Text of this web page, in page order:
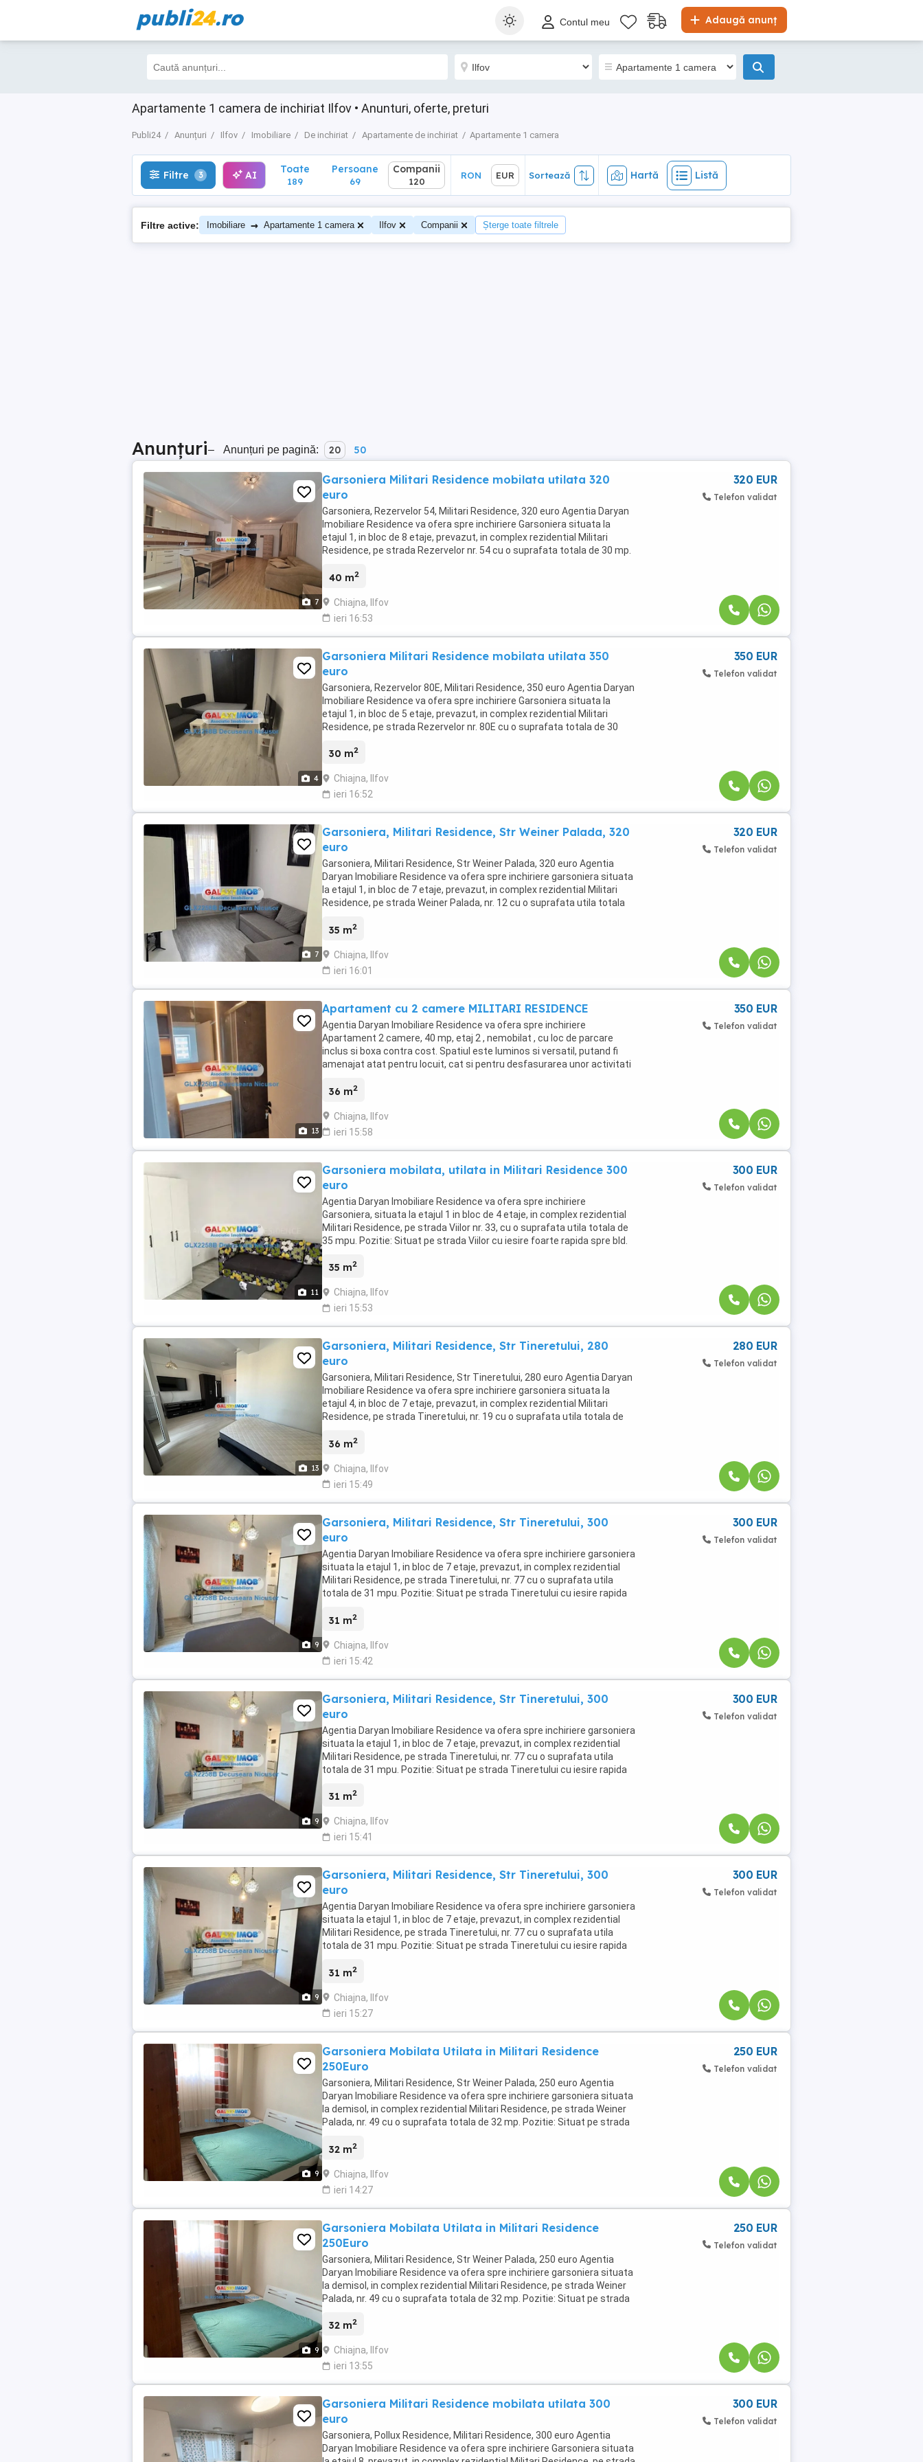
publi24.ro Adaugă anunț
Contul meu
Apartamente 1 camera de inchiriat Ilfov • Anunturi, oferte, preturi
Publi24 Anunțuri Ilfov Imobiliare De inchiriat Apartamente de inchiriat Apartamente 1 camera
Filtre 3 AI EUR Sortează Hartă Listă
Filtre 3 AI Toate
189
Persoane
69
Companii
120
RON EUR Sortează Hartă Listă
Filtre active: Imobiliare → Apartamente 1 camera Ilfov Companii Șterge toate filtrele
Anunțuri– Anunțuri pe pagină: 20 50
7
Garsoniera Militari Residence mobilata utilata 320
euro
Garsoniera, Rezervelor 54, Militari Residence, 320 euro Agentia Daryan
Imobiliare Residence va ofera spre inchiriere Garsoniera situata la
etajul 1, in bloc de 8 etaje, prevazut, in complex rezidential Militari
Residence, pe strada Rezervelor nr. 54 cu o suprafata totala de 30 mp.
40 m2
Chiajna, Ilfov
ieri 16:53
320 EUR
Telefon validat
4
Garsoniera Militari Residence mobilata utilata 350
euro
Garsoniera, Rezervelor 80E, Militari Residence, 350 euro Agentia Daryan
Imobiliare Residence va ofera spre inchiriere Garsoniera situata la
etajul 1, in bloc de 5 etaje, prevazut, in complex rezidential Militari
Residence, pe strada Rezervelor nr. 80E cu o suprafata totala de 30
30 m2
Chiajna, Ilfov
ieri 16:52
350 EUR
Telefon validat
7
Garsoniera, Militari Residence, Str Weiner Palada, 320
euro
Garsoniera, Militari Residence, Str Weiner Palada, 320 euro Agentia
Daryan Imobiliare Residence va ofera spre inchiriere garsoniera situata
la etajul 1, in bloc de 7 etaje, prevazut, in complex rezidential Militari
Residence, pe strada Weiner Palada, nr. 12 cu o suprafata utila totala
35 m2
Chiajna, Ilfov
ieri 16:01
320 EUR
Telefon validat
13
Apartament cu 2 camere MILITARI RESIDENCE
Agentia Daryan Imobiliare Residence va ofera spre inchiriere
Apartament 2 camere, 40 mp, etaj 2 , nemobilat , cu loc de parcare
inclus si boxa contra cost. Spatiul este luminos si versatil, putand fi
amenajat atat pentru locuit, cat si pentru desfasurarea unor activitati
36 m2
Chiajna, Ilfov
ieri 15:58
350 EUR
Telefon validat
11
Garsoniera mobilata, utilata in Militari Residence 300
euro
Agentia Daryan Imobiliare Residence va ofera spre inchiriere
Garsoniera, situata la etajul 1 in bloc de 4 etaje, in complex rezidential
Militari Residence, pe strada Viilor nr. 33, cu o suprafata utila totala de
35 mpu. Pozitie: Situat pe strada Viilor cu iesire foarte rapida spre bld.
35 m2
Chiajna, Ilfov
ieri 15:53
300 EUR
Telefon validat
13
Garsoniera, Militari Residence, Str Tineretului, 280
euro
Garsoniera, Militari Residence, Str Tineretului, 280 euro Agentia Daryan
Imobiliare Residence va ofera spre inchiriere garsoniera situata la
etajul 4, in bloc de 7 etaje, prevazut, in complex rezidential Militari
Residence, pe strada Tineretului, nr. 19 cu o suprafata utila totala de
36 m2
Chiajna, Ilfov
ieri 15:49
280 EUR
Telefon validat
9
Garsoniera, Militari Residence, Str Tineretului, 300
euro
Agentia Daryan Imobiliare Residence va ofera spre inchiriere garsoniera
situata la etajul 1, in bloc de 7 etaje, prevazut, in complex rezidential
Militari Residence, pe strada Tineretului, nr. 77 cu o suprafata utila
totala de 31 mpu. Pozitie: Situat pe strada Tineretului cu iesire rapida
31 m2
Chiajna, Ilfov
ieri 15:42
300 EUR
Telefon validat
9
Garsoniera, Militari Residence, Str Tineretului, 300
euro
Agentia Daryan Imobiliare Residence va ofera spre inchiriere garsoniera
situata la etajul 1, in bloc de 7 etaje, prevazut, in complex rezidential
Militari Residence, pe strada Tineretului, nr. 77 cu o suprafata utila
totala de 31 mpu. Pozitie: Situat pe strada Tineretului cu iesire rapida
31 m2
Chiajna, Ilfov
ieri 15:41
300 EUR
Telefon validat
9
Garsoniera, Militari Residence, Str Tineretului, 300
euro
Agentia Daryan Imobiliare Residence va ofera spre inchiriere garsoniera
situata la etajul 1, in bloc de 7 etaje, prevazut, in complex rezidential
Militari Residence, pe strada Tineretului, nr. 77 cu o suprafata utila
totala de 31 mpu. Pozitie: Situat pe strada Tineretului cu iesire rapida
31 m2
Chiajna, Ilfov
ieri 15:27
300 EUR
Telefon validat
9
Garsoniera Mobilata Utilata in Militari Residence
250Euro
Garsoniera, Militari Residence, Str Weiner Palada, 250 euro Agentia
Daryan Imobiliare Residence va ofera spre inchiriere garsoniera situata
la demisol, in complex rezidential Militari Residence, pe strada Weiner
Palada, nr. 49 cu o suprafata totala de 32 mp. Pozitie: Situat pe strada
32 m2
Chiajna, Ilfov
ieri 14:27
250 EUR
Telefon validat
9
Garsoniera Mobilata Utilata in Militari Residence
250Euro
Garsoniera, Militari Residence, Str Weiner Palada, 250 euro Agentia
Daryan Imobiliare Residence va ofera spre inchiriere garsoniera situata
la demisol, in complex rezidential Militari Residence, pe strada Weiner
Palada, nr. 49 cu o suprafata totala de 32 mp. Pozitie: Situat pe strada
32 m2
Chiajna, Ilfov
ieri 13:55
250 EUR
Telefon validat
Garsoniera Militari Residence mobilata utilata 300
euro
Garsoniera, Pollux Residence, Militari Residence, 300 euro Agentia
Daryan Imobiliare Residence va ofera spre inchiriere Garsoniera situata
300 EUR
Telefon validat